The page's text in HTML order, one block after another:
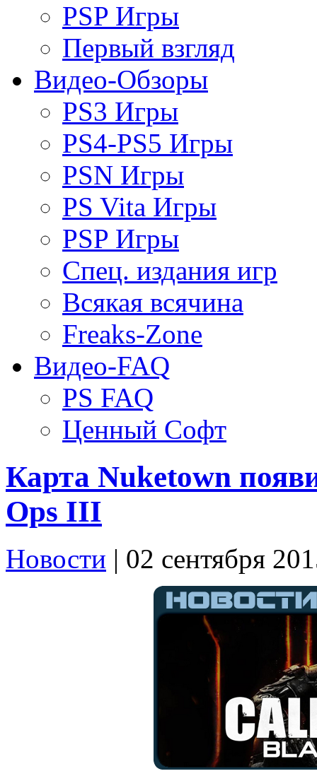
PSP Игры
Первый взгляд
Видео-Обзоры
PS3 Игры
PS4-PS5 Игры
PSN Игры
PS Vita Игры
PSP Игры
Спец. издания игр
Всякая всячина
Freaks-Zone
Видео-FAQ
PS FAQ
Ценный Софт
Карта Nuketown
Ops III
Новости | 02 сентября